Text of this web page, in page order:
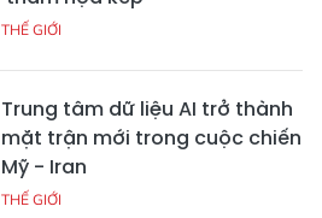
THẾ GIỚI
Trung tâm dữ liệu AI trở thành
mặt trận mới trong cuộc chiến
Mỹ - Iran
THẾ GIỚI